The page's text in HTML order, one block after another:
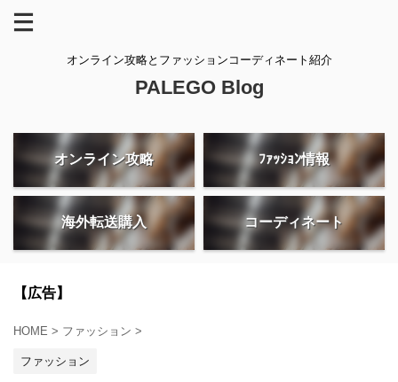
オンライン攻略とファッションコーディネート紹介
PALEGO Blog
オンライン攻略 ﾌｧｯｼｮﾝ情報
海外転送購入 コーディネート
【広告】
HOME > ファッション >
ファッション